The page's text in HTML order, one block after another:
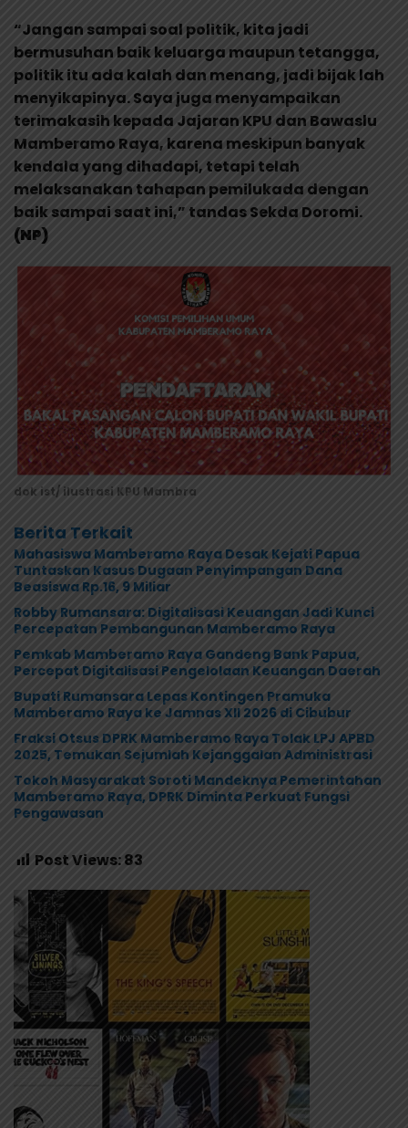
“Jangan sampai soal politik, kita jadi
bermusuhan baik keluarga maupun tetangga,
politik itu ada kalah dan menang, jadi bijak lah
menyikapinya. Saya juga menyampaikan
terimakasih kepada Jajaran KPU dan Bawaslu
Mamberamo Raya, karena meskipun banyak
kendala yang dihadapi, tetapi telah
melaksanakan tahapan pemilukada dengan
baik sampai saat ini,” tandas Sekda Doromi.
(NP)
dok ist/ ilustrasi KPU Mambra
Berita Terkait
Mahasiswa Mamberamo Raya Desak Kejati Papua
Tuntaskan Kasus Dugaan Penyimpangan Dana
Beasiswa Rp.16, 9 Miliar
Robby Rumansara: Digitalisasi Keuangan Jadi Kunci
Percepatan Pembangunan Mamberamo Raya
Pemkab Mamberamo Raya Gandeng Bank Papua,
Percepat Digitalisasi Pengelolaan Keuangan Daerah
Bupati Rumansara Lepas Kontingen Pramuka
Mamberamo Raya ke Jamnas XII 2026 di Cibubur
Fraksi Otsus DPRK Mamberamo Raya Tolak LPJ APBD
2025, Temukan Sejumlah Kejanggalan Administrasi
Tokoh Masyarakat Soroti Mandeknya Pemerintahan
Mamberamo Raya, DPRK Diminta Perkuat Fungsi
Pengawasan
Post Views:83